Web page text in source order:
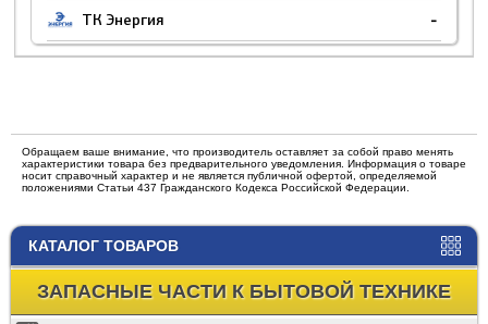
КАТАЛОГ ТОВАРОВ
ЗАПАСНЫЕ ЧАСТИ К БЫТОВОЙ ТЕХНИКЕ
ТК Энергия -
Обращаем ваше внимание, что производитель оставляет за собой право менять
характеристики товара без предварительного уведомления. Информация о товаре
носит справочный характер и не является публичной офертой, определяемой
положениями Статьи 437 Гражданского Кодекса Российской Федерации.